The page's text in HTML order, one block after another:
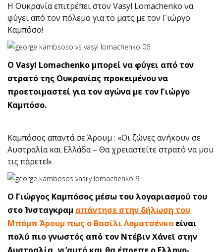
Η Ουκρανία επιτρέπει στον Vasyl Lomachenko να
φύγει από τον πόλεμο για το ματς με τον Γιώργο
Καμπόσο!
O Vasyl Lomachenko μπορεί να φύγει από τον
στρατό της Ουκρανίας προκειμένου να
προετοιμαστεί για τον αγώνα με τον Γιώργο
Καμπόσο.
Καμπόσος απαντά σε Άρουμ : «Οι ζώνες ανήκουν σε
Αυστραλία και Ελλάδα – Θα χρειαστείτε στρατό να μου
τις πάρετε!»
Ο Γιώργος Καμπόσος μέσω του λογαριασμού του
στο Ίνσταγκραμ απάντησε στην δήλωση του
Μπόμπ Άρουμ πως ο Βασίλι Λοματσένκο είναι
πολύ πιο γνωστός από τον Ντέβιν Χάνεϊ στην